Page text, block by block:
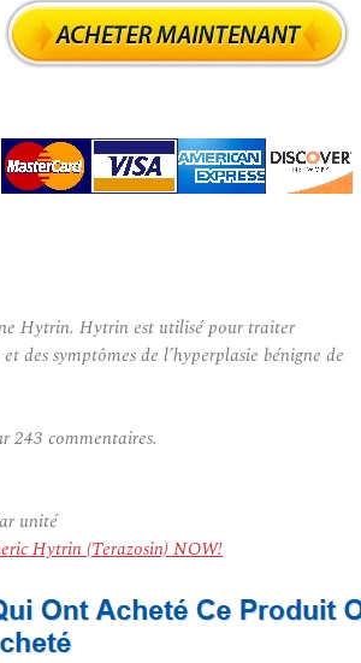
Hytrin. Hytrin est utilisé pour traiter
des symptômes de l’hyperplasie bénigne de
243 commentaires.
unité
Hytrin (Terazosin) NOW!